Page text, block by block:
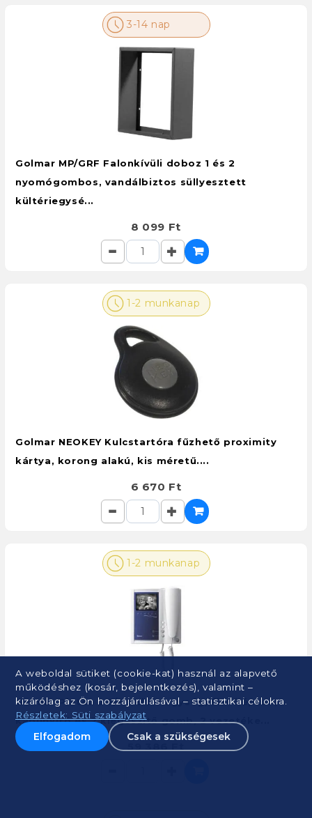
3-14 nap
Golmar MP/GRF Falonkívüli doboz 1 és 2
nyomógombos, vandálbiztos süllyesztett
kültériegysé...
8 099 Ft
1-2 munkanap
Golmar NEOKEY Kulcstartóra fűzhető proximity
kártya, korong alakú, kis méretű....
6 670 Ft
1-2 munkanap
Golmar Platea 2 F/F beltériegység, flat képcső,
kapunyitó és 2 kiegészítő gomb, 2 vezetéke...
59 386 Ft
A weboldal sütiket (cookie-kat) használ az alapvető
működéshez (kosár, bejelentkezés), valamint –
kizárólag az Ön hozzájárulásával – statisztikai célokra.
Részletek: Süti szabályzat
Elfogadom Csak a szükségesek